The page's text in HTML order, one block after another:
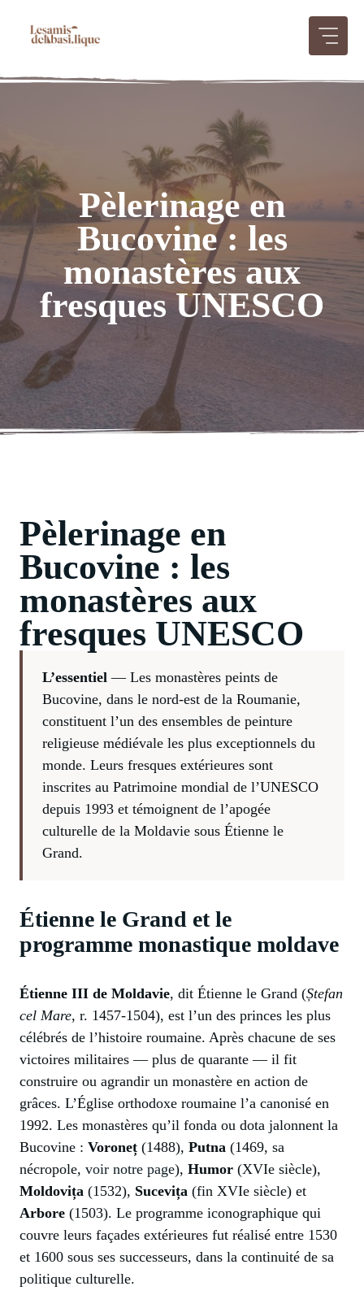
Pèlerinage en
Bucovine : les
monastères aux
fresques UNESCO
Pèlerinage en
Bucovine : les
monastères aux
fresques UNESCO
L’essentiel — Les monastères peints de
Bucovine, dans le nord-est de la Roumanie,
constituent l’un des ensembles de peinture
religieuse médiévale les plus exceptionnels du
monde. Leurs fresques extérieures sont
inscrites au Patrimoine mondial de l’UNESCO
depuis 1993 et témoignent de l’apogée
culturelle de la Moldavie sous Étienne le
Grand.
Étienne le Grand et le
programme monastique moldave
Étienne III de Moldavie, dit Étienne le Grand (Ștefan
cel Mare, r. 1457-1504), est l’un des princes les plus
célébrés de l’histoire roumaine. Après chacune de ses
victoires militaires — plus de quarante — il fit
construire ou agrandir un monastère en action de
grâces. L’Église orthodoxe roumaine l’a canonisé en
1992. Les monastères qu’il fonda ou dota jalonnent la
Bucovine : Voroneț (1488), Putna (1469, sa
nécropole, voir notre page), Humor (XVIe siècle),
Moldovița (1532), Sucevița (fin XVIe siècle) et
Arbore (1503). Le programme iconographique qui
couvre leurs façades extérieures fut réalisé entre 1530
et 1600 sous ses successeurs, dans la continuité de sa
politique culturelle.